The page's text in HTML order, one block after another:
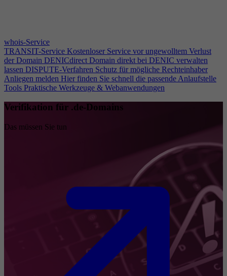
whois-Service
TRANSIT-Service Kostenloser Service vor ungewolltem Verlust
der Domain DENICdirect Domain direkt bei DENIC verwalten
lassen DISPUTE-Verfahren Schutz für mögliche Rechteinhaber
Anliegen melden Hier finden Sie schnell die passende Anlaufstelle
Tools Praktische Werkzeuge & Webanwendungen
Verifikation für .de-Domains
Das müssen Sie tun